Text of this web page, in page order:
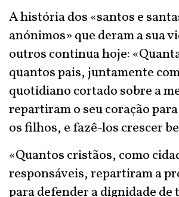
A história dos «santos e
anónimos» que deram a sua
outros continua hoje:
quantos pais, juntamente
quotidiano cortado sobre a
repartiram o seu coração
os filhos, e fazê-los crescer
«Quantos cristãos, como
responsáveis, repartiram a
para defender a dignidade de